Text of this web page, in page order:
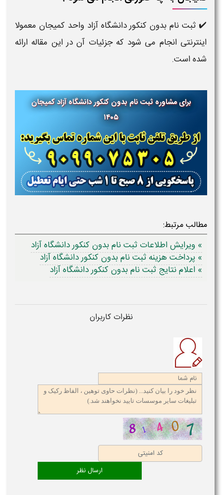
✔️ ثبت نام بدون کنکور دانشگاه آزاد واحد کمیجان معمولا
اینترنتی انجام می شود که جزئیات آن در این مقاله ارائه
شده است.
برای مشاوره ثبت نام بدون کنکور دانشگاه آزاد کمیجان
۱۴۰۵
مطالب مرتبط:
» ویرایش اطلاعات ثبت نام بدون کنکور دانشگاه آزاد
» پرداخت هزینه ثبت نام بدون کنکور دانشگاه آزاد
» اعلام نتایج ثبت نام بدون کنکور دانشگاه آزاد
نظرات کاربران